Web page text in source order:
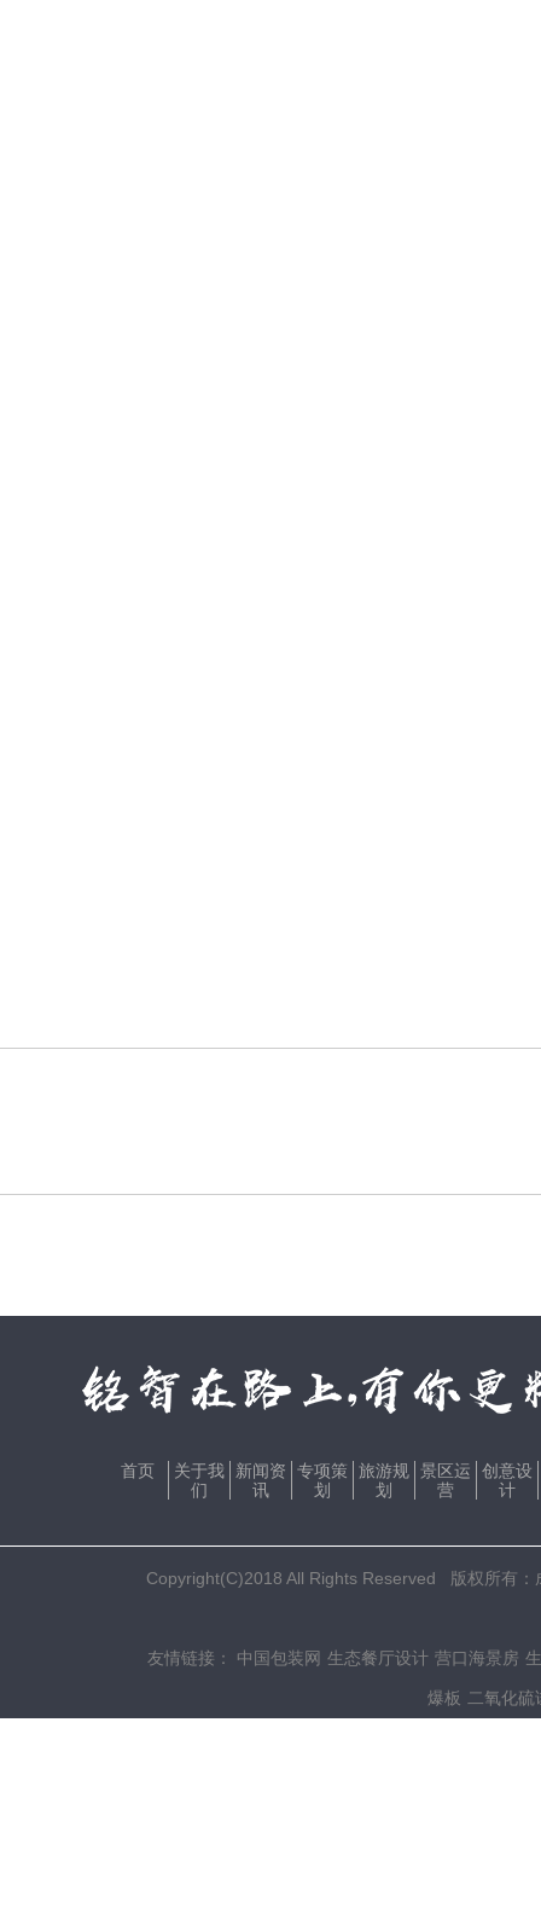
首页
关于我
们
新闻资
讯
专项策
划
旅游规
划
景区运
营
创意设
计
Copyright(C)2018 All Rights Reserved 版权所有
友情链接： 中国包装网 生态餐厅设计 营口海景房
爆板 二氧化硫